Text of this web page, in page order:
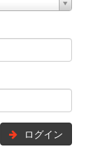
ログイン